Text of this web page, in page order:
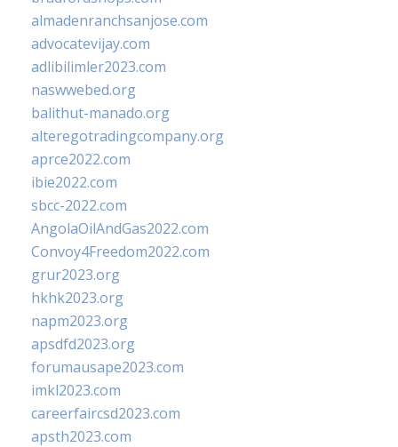
almadenranchsanjose.com
advocatevijay.com
adlibilimler2023.com
naswwebed.org
balithut-manado.org
alteregotradingcompany.org
aprce2022.com
ibie2022.com
sbcc-2022.com
AngolaOilAndGas2022.com
Convoy4Freedom2022.com
grur2023.org
hkhk2023.org
napm2023.org
apsdfd2023.org
forumausape2023.com
imkl2023.com
careerfaircsd2023.com
apsth2023.com